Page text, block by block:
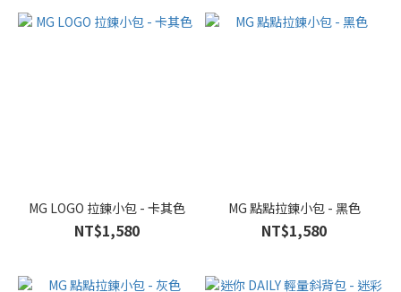
MG LOGO 拉鍊小包 - 卡其色
NT$1,580
MG 點點拉鍊小包 - 黑色
NT$1,580